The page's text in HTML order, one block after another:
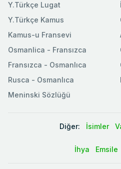
Y.Türkçe Lugat
Y.Türkçe Kamus
Kamus-u Fransevi
Osmanlica - Fransızca
Fransızca - Osmanlıca
Rusca - Osmanlıca
Meninski Sözlüğü
Diğer: İsimler
İhya Emsile